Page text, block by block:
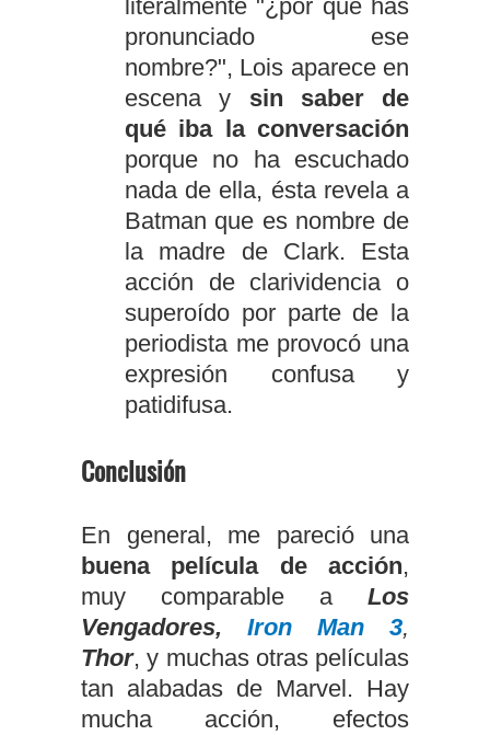
literalmente "¿por qué has
pronunciado ese
nombre?", Lois aparece en
escena y sin saber de
qué iba la conversación
porque no ha escuchado
nada de ella, ésta revela a
Batman que es nombre de
la madre de Clark. Esta
acción de clarividencia o
superoído por parte de la
periodista me provocó una
expresión confusa y
patidifusa.
Conclusión
En general, me pareció una
buena película de acción,
muy comparable a Los
Vengadores, Iron Man 3,
Thor, y muchas otras películas
tan alabadas de Marvel. Hay
mucha acción, efectos